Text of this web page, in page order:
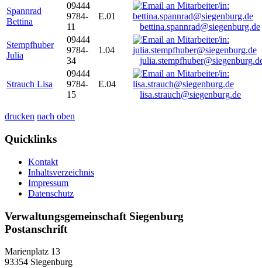
Spannrad
Bettina
09444
9784-
11
E.01
bettina.spannrad@siegenburg.de
Stempfhuber
Julia
09444
9784-
34
1.04
Strauch Lisa
09444
9784-
15
E.04
lisa.strauch@siegenburg.de
drucken nach oben
Quicklinks
Kontakt
Inhaltsverzeichnis
Impressum
Datenschutz
Verwaltungsgemeinschaft Siegenburg
Postanschrift
Marienplatz 13
93354 Siegenburg